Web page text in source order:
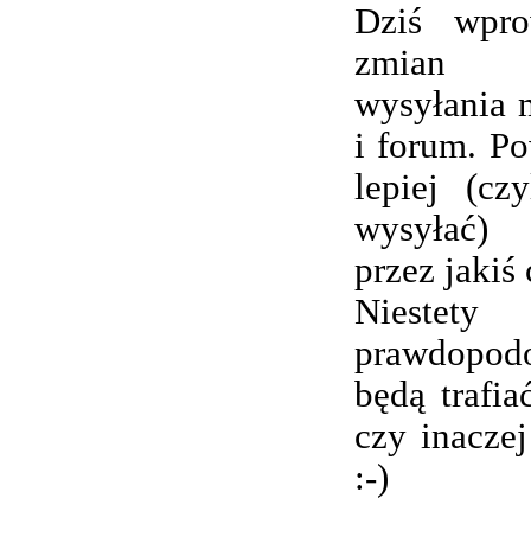
Dziś
zmian
wysyłania
i forum.
lepiej
przez jakiś
będą
czy
:-)